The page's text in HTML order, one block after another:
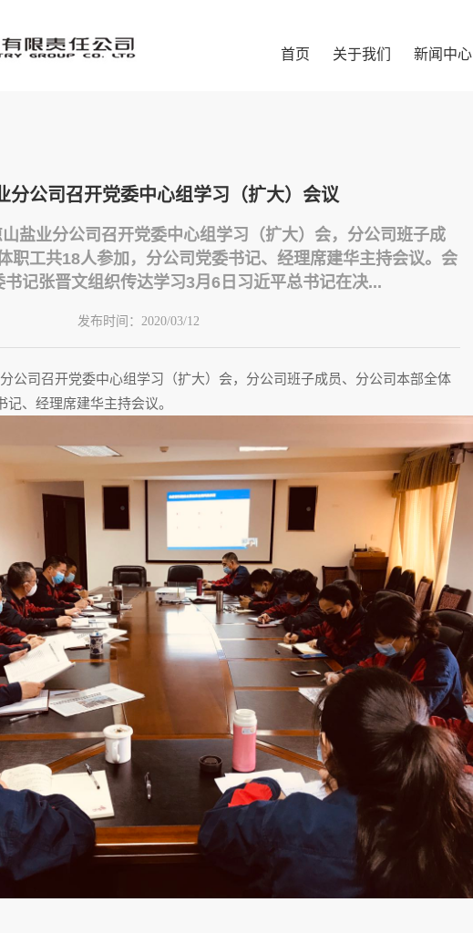
首页 关于我们 新闻中心
分公司召开党委中心组学习（扩大）会议
盐业分公司召开党委中心组学习（扩大）会，分公司班子成
职工共18人参加，分公司党委书记、经理席建华主持会议。会
书记张晋文组织传达学习3月6日习近平总书记在决...
发布时间： 2020/03/12
公司召开党委中心组学习（扩大）会，分公司班子成员、分公司本部全体
记、经理席建华主持会议。